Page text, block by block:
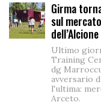
Girma
sul
dell’Alcione
Ultimo
Training
dg
avversario
l'ultima:
Arceto.